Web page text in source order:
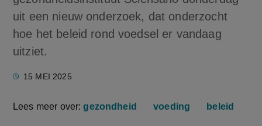
uit een nieuw onderzoek, dat onderzocht
hoe het beleid rond voedsel er vandaag
uitziet.
15 MEI 2025
Lees meer over:gezondheid voeding beleid